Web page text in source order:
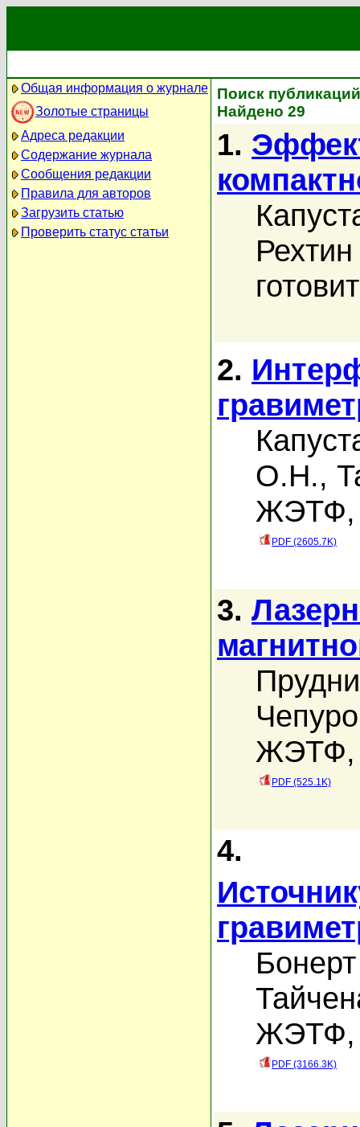
Общая информация о журнале
Золотые страницы
Адреса редакции
Содержание журнала
Сообщения редакции
Правила для авторов
Загрузить статью
Проверить статус статьи
Поиск
Найдено 29
1.
2.
О.Н.,
ЖЭТФ,
PDF (2605.7K)
3.
ЖЭТФ,
PDF (525.1K)
4.
ЖЭТФ,
PDF (3166.3K)